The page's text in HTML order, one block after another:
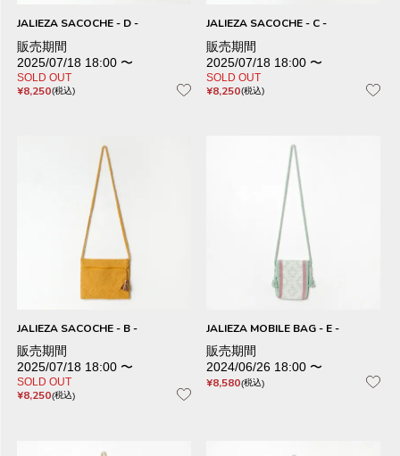
JALIEZA SACOCHE - D -
販売期間
2025/07/18 18:00 〜
SOLD OUT
¥8,250 税込
JALIEZA SACOCHE - C -
販売期間
2025/07/18 18:00 〜
SOLD OUT
¥8,250 税込
JALIEZA SACOCHE - B -
販売期間
2025/07/18 18:00 〜
SOLD OUT
¥8,250 税込
JALIEZA MOBILE BAG - E -
販売期間
2024/06/26 18:00 〜
¥8,580 税込